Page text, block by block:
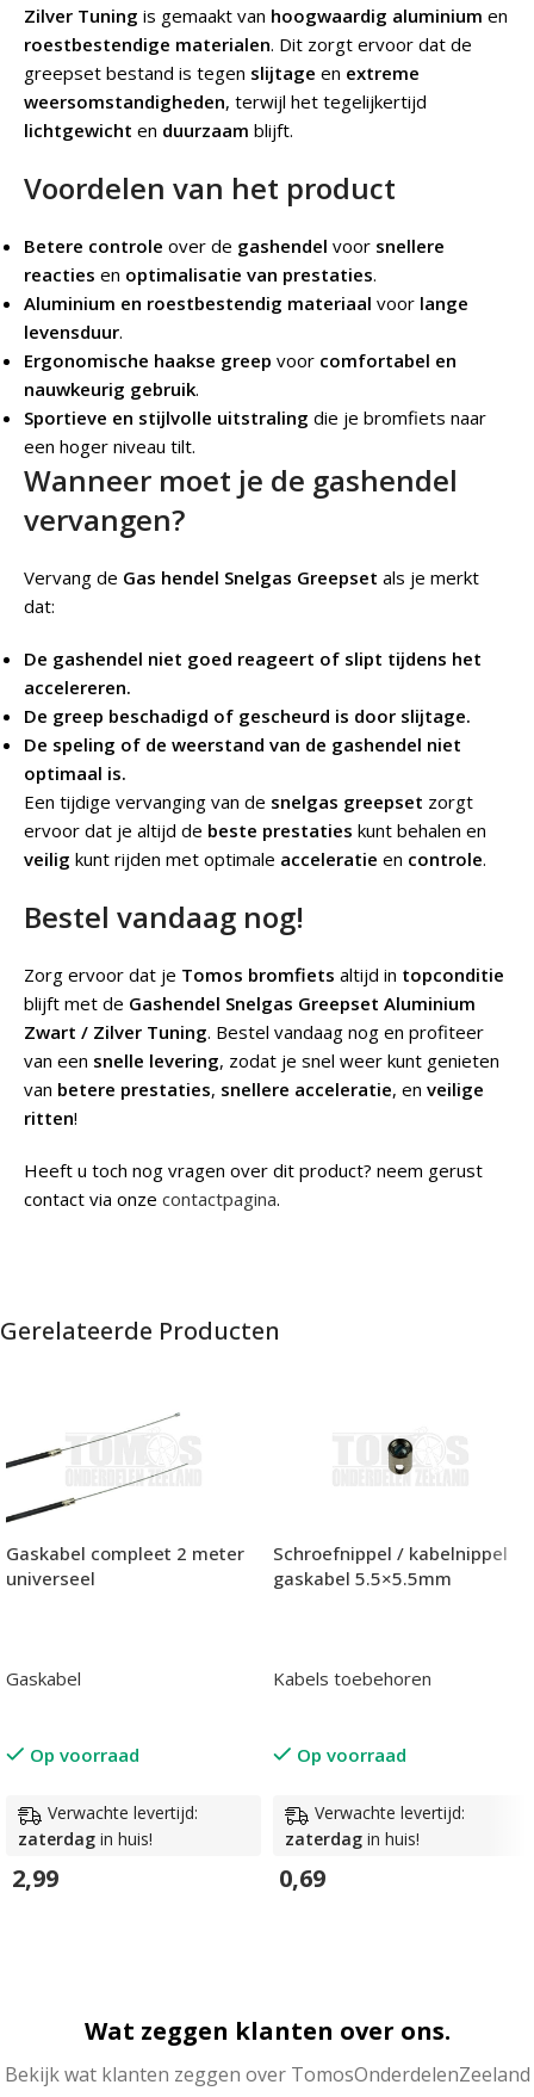
Zilver Tuning is gemaakt van hoogwaardig aluminium en
roestbestendige materialen. Dit zorgt ervoor dat de
greepset bestand is tegen slijtage en extreme
weersomstandigheden, terwijl het tegelijkertijd
lichtgewicht en duurzaam blijft.
Voordelen van het product
Betere controle over de gashendel voor snellere
reacties en optimalisatie van prestaties.
Aluminium en roestbestendig materiaal voor lange
levensduur.
Ergonomische haakse greep voor comfortabel en
nauwkeurig gebruik.
Sportieve en stijlvolle uitstraling die je bromfiets naar
een hoger niveau tilt.
Wanneer moet je de gashendel
vervangen?
Vervang de Gas hendel Snelgas Greepset als je merkt
dat:
De gashendel niet goed reageert of slipt tijdens het
accelereren.
De greep beschadigd of gescheurd is door slijtage.
De speling of de weerstand van de gashendel niet
optimaal is.
Een tijdige vervanging van de snelgas greepset zorgt
ervoor dat je altijd de beste prestaties kunt behalen en
veilig kunt rijden met optimale acceleratie en controle.
Bestel vandaag nog!
Zorg ervoor dat je Tomos bromfiets altijd in topconditie
blijft met de Gashendel Snelgas Greepset Aluminium
Zwart / Zilver Tuning. Bestel vandaag nog en profiteer
van een snelle levering, zodat je snel weer kunt genieten
van betere prestaties, snellere acceleratie, en veilige
ritten!
Heeft u toch nog vragen over dit product? neem gerust
contact via onze contactpagina.
Gerelateerde Producten
Gaskabel compleet 2 meter
universeel
Gaskabel
Op voorraad
Verwachte levertijd:
zaterdag in huis!
2,99
Schroefnippel / kabelnippel
gaskabel 5.5×5.5mm
Kabels toebehoren
Op voorraad
Verwachte levertijd:
zaterdag in huis!
0,69
Wat zeggen klanten over ons.
Bekijk wat klanten zeggen over TomosOnderdelenZeeland